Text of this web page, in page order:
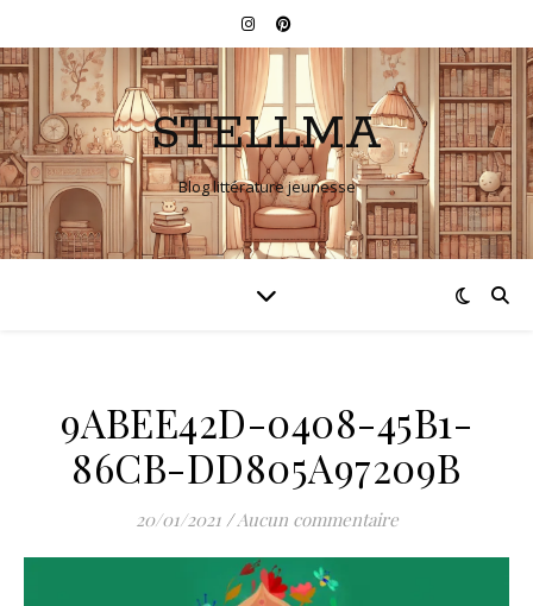
STELLMA
Blog littérature jeunesse
9ABEE42D-0408-45B1-
86CB-DD805A97209B
20/01/2021 /Aucun commentaire